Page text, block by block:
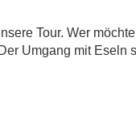
Tour. Wer
Umgang mit Eseln